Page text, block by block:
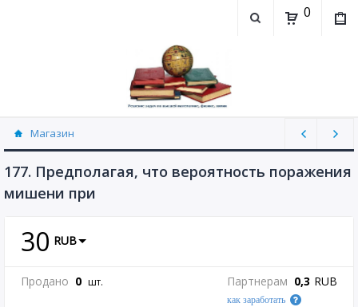
0
Магазин
Теория вероятностей (рассылаю Doc+PDF)
177. Предполагая, что вероятность поражения
мишени при
30 RUB
Продано 0 шт. Партнерам 0,3 RUB
как заработать